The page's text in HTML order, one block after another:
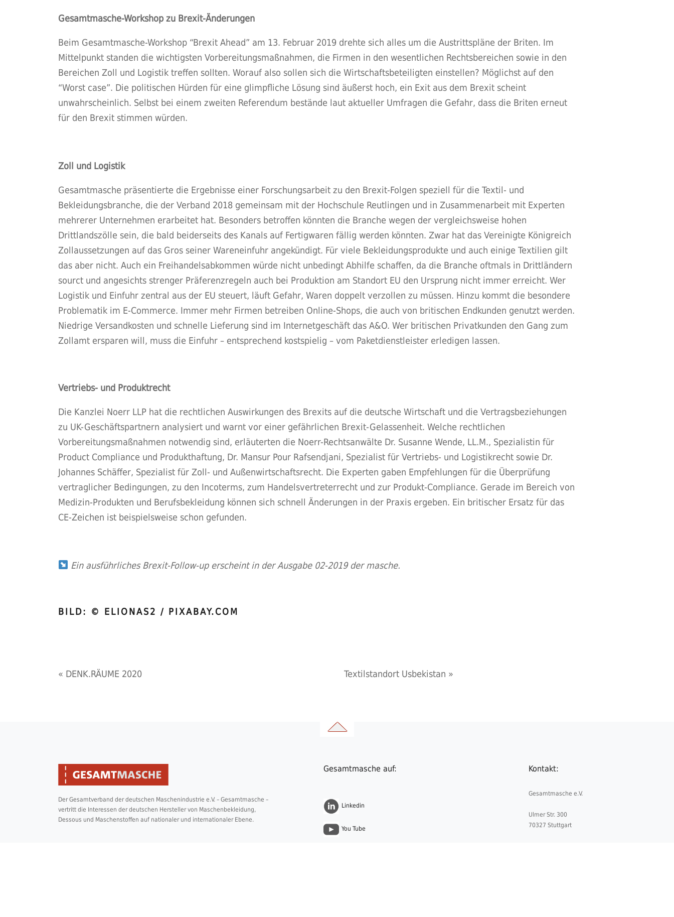
Gesamtmasche-Workshop zu Brexit-Änderungen
Beim Gesamtmasche-Workshop “Brexit Ahead” am 13. Februar 2019 drehte sich alles um die Austrittspläne der Briten. Im
Mittelpunkt standen die wichtigsten Vorbereitungsmaßnahmen, die Firmen in den wesentlichen Rechtsbereichen sowie in den
Bereichen Zoll und Logistik treffen sollten. Worauf also sollen sich die Wirtschaftsbeteiligten einstellen? Möglichst auf den
“Worst case”. Die politischen Hürden für eine glimpfliche Lösung sind äußerst hoch, ein Exit aus dem Brexit scheint
unwahrscheinlich. Selbst bei einem zweiten Referendum bestände laut aktueller Umfragen die Gefahr, dass die Briten erneut
für den Brexit stimmen würden.
Zoll und Logistik
Gesamtmasche präsentierte die Ergebnisse einer Forschungsarbeit zu den Brexit-Folgen speziell für die Textil- und
Bekleidungsbranche, die der Verband 2018 gemeinsam mit der Hochschule Reutlingen und in Zusammenarbeit mit Experten
mehrerer Unternehmen erarbeitet hat. Besonders betroffen könnten die Branche wegen der vergleichsweise hohen
Drittlandszölle sein, die bald beiderseits des Kanals auf Fertigwaren fällig werden könnten. Zwar hat das Vereinigte Königreich
Zollaussetzungen auf das Gros seiner Wareneinfuhr angekündigt. Für viele Bekleidungsprodukte und auch einige Textilien gilt
das aber nicht. Auch ein Freihandelsabkommen würde nicht unbedingt Abhilfe schaffen, da die Branche oftmals in Drittländern
sourct und angesichts strenger Präferenzregeln auch bei Produktion am Standort EU den Ursprung nicht immer erreicht. Wer
Logistik und Einfuhr zentral aus der EU steuert, läuft Gefahr, Waren doppelt verzollen zu müssen. Hinzu kommt die besondere
Problematik im E-Commerce. Immer mehr Firmen betreiben Online-Shops, die auch von britischen Endkunden genutzt werden.
Niedrige Versandkosten und schnelle Lieferung sind im Internetgeschäft das A&O. Wer britischen Privatkunden den Gang zum
Zollamt ersparen will, muss die Einfuhr – entsprechend kostspielig – vom Paketdienstleister erledigen lassen.
Vertriebs- und Produktrecht
Die Kanzlei Noerr LLP hat die rechtlichen Auswirkungen des Brexits auf die deutsche Wirtschaft und die Vertragsbeziehungen
zu UK-Geschäftspartnern analysiert und warnt vor einer gefährlichen Brexit-Gelassenheit. Welche rechtlichen
Vorbereitungsmaßnahmen notwendig sind, erläuterten die Noerr-Rechtsanwälte Dr. Susanne Wende, LL.M., Spezialistin für
Product Compliance und Produkthaftung, Dr. Mansur Pour Rafsendjani, Spezialist für Vertriebs- und Logistikrecht sowie Dr.
Johannes Schäffer, Spezialist für Zoll- und Außenwirtschaftsrecht. Die Experten gaben Empfehlungen für die Überprüfung
vertraglicher Bedingungen, zu den Incoterms, zum Handelsvertreterrecht und zur Produkt-Compliance. Gerade im Bereich von
Medizin-Produkten und Berufsbekleidung können sich schnell Änderungen in der Praxis ergeben. Ein britischer Ersatz für das
CE-Zeichen ist beispielsweise schon gefunden.
Ein ausführliches Brexit-Follow-up erscheint in der Ausgabe 02-2019 der masche.
BILD: © ELIONAS2 / PIXABAY.COM
« DENK.RÄUME 2020 Textilstandort Usbekistan »
Der Gesamtverband der deutschen Maschenindustrie e.V. – Gesamtmasche –
vertritt die Interessen der deutschen Hersteller von Maschenbekleidung,
Dessous und Maschenstoffen auf nationaler und internationaler Ebene.
Gesamtmasche auf:
Linkedin
You Tube
Kontakt:
Gesamtmasche e.V.
Ulmer Str. 300
70327 Stuttgart